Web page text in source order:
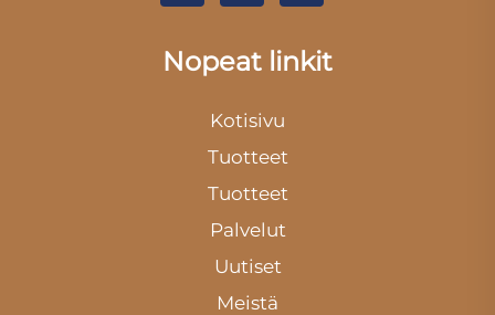
Nopeat linkit
Kotisivu
Tuotteet
Tuotteet
Palvelut
Uutiset
Meistä